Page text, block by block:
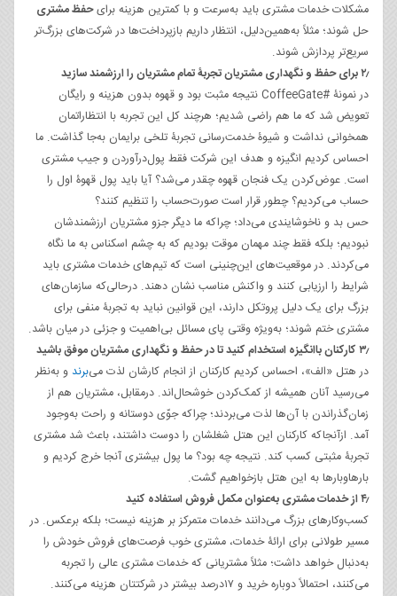
مشکلات خدمات مشتری باید به‌سرعت و با کمترین هزینه برایحفظ مشتری
حل شوند؛ مثلاً به‌همین‌دلیل، انتظار داریم بازپرداخت‌ها در شرکت‌های بزرگ‌تر
سریع‌تر پردازش شوند.
۲٫ برای حفظ و نگهداری مشتریان تجربۀ تمام مشتریان را ارزشمند سازید
در نمونۀ #CoffeeGate نتیجه مثبت بود و قهوه بدون هزینه و رایگان
تعویض شد که ما هم راضی شدیم؛ هرچند کل این تجربه با انتظاراتمان
همخوانی نداشت و شیوۀ خدمت‌رسانی تجربۀ تلخی برایمان به‌جا گذاشت. ما
احساس کردیم انگیزه و هدف این شرکت فقط پول‌درآوردن و جیب مشتری
است. عوض‌کردن یک فنجان قهوه چقدر می‌شد؟ آیا باید پول قهوۀ اول را
حساب می‌کردیم؟ چطور قرار است صورت‌حساب را تنظیم کنند؟
حس بد و ناخوشایندی می‌داد؛ چراکه ما دیگر جزو مشتریان ارزشمندشان
نبودیم؛ بلکه فقط چند مهمان موقت بودیم که به چشم اسکناس به ما نگاه
می‌کردند. در موقعیت‌های این‌چنینی است که تیم‌های خدمات مشتری باید
شرایط را ارزیابی کنند و واکنش مناسب نشان دهند. درحالی‌که سازمان‌های
بزرگ برای یک دلیل پروتکل دارند، این قوانین نباید به تجربۀ منفی برای
مشتری ختم شوند؛ به‌ویژه وقتی پای مسائل بی‌اهمیت و جزئی در میان باشد.
۳٫ کارکنان باانگیزه استخدام کنید تا در حفظ و نگهداری مشتریان موفق باشید
در هتل «الف»، احساس کردیم کارکنان از انجام کارشان لذت می‌برند و به‌نظر
می‌رسید آنان همیشه از کمک‌کردن خوشحال‌اند. درمقابل، مشتریان هم از
زمان‌گذراندن با آن‌ها لذت می‌بردند؛ چراکه جوّی دوستانه و راحت به‌وجود
آمد. ازآنجاکه کارکنان این هتل شغلشان را دوست داشتند، باعث شد مشتری
تجربۀ مثبتی کسب کند. نتیجه چه بود؟ ما پول بیشتری آنجا خرج کردیم و
بارها‌و‌بارها به این هتل بازخواهیم گشت.
۴٫ از خدمات مشتری به‌عنوان مکمل فروش استفاده کنید
کسب‌وکارهای بزرگ می‌دانند خدمات متمرکز بر هزینه نیست؛ بلکه برعکس. در
مسیر طولانی برای ارائۀ خدمات، مشتری خوب فرصت‌های فروش خودش را
به‌دنبال خواهد داشت؛ مثلاً مشتریانی که خدمات مشتری عالی را تجربه
می‌کنند، احتمالاً دوباره خرید و ۱۷درصد بیشتر در شرکتتان هزینه می‌کنند.